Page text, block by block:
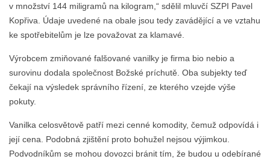
v množství 144 miligramů na kilogram,“ sdělil mluvčí SZPI Pavel
Kopřiva. Údaje uvedené na obale jsou tedy zavádějící a ve vztahu
ke spotřebitelům je lze považovat za klamavé.
Výrobcem zmiňované falšované vanilky je firma bio nebio a
surovinu dodala společnost Božské príchutě. Oba subjekty teď
čekají na výsledek správního řízení, ze kterého vzejde výše
pokuty.
Vanilka celosvětově patří mezi cenné komodity, čemuž odpovídá i
její cena. Podobná zjištění proto bohužel nejsou výjimkou.
Podvodníkům se mohou dovozci bránit tím, že budou u odebírané